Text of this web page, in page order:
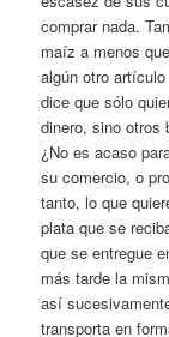
comprar nada.
maíz a menos
algún otro
dice que sólo
dinero, sino otros
¿No es acaso
su comercio, o
tanto, lo que
plata que se
que se entregue
más tarde la
así
transporta en